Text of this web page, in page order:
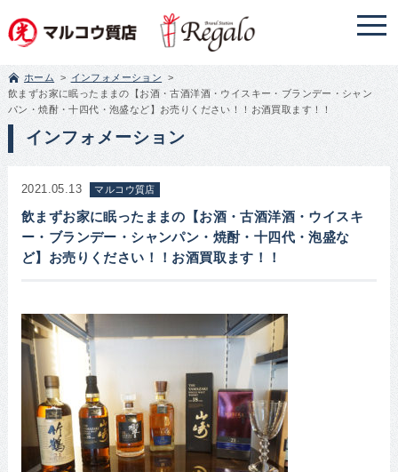
ホーム
インフォメーション
飲まずお家に眠ったままの【お酒・古酒洋酒・ウイスキー・ブランデー・シャン
パン・焼酎・十四代・泡盛など】お売りください！！お酒買取ます！！
インフォメーション
2021.05.13 マルコウ質店
飲まずお家に眠ったままの【お酒・古酒洋酒・ウイスキ
ー・ブランデー・シャンパン・焼酎・十四代・泡盛な
ど】お売りください！！お酒買取ます！！